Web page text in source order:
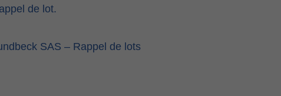
de lot.
SAS – Rappel de lots